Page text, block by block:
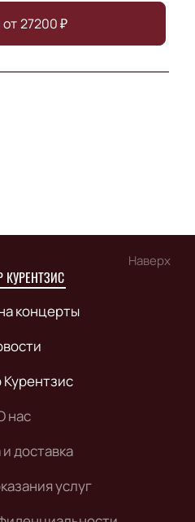
27200₽
Наверх
КУРЕНТЗИС
концерты
нас
доставка
услуг